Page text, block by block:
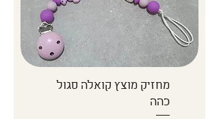
מחזיק מוצץ קואלה סגול
כהה